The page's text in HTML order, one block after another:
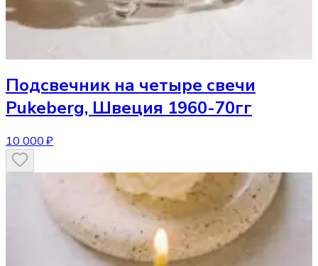
Подсвечник на четыре свечи
Pukeberg, Швеция 1960-70гг
10 000 ₽